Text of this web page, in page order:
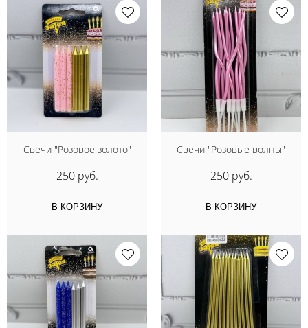
Свечи "Розовое золото"
250 руб.
В КОРЗИНУ
Свечи "Розовые волны"
250 руб.
В КОРЗИНУ